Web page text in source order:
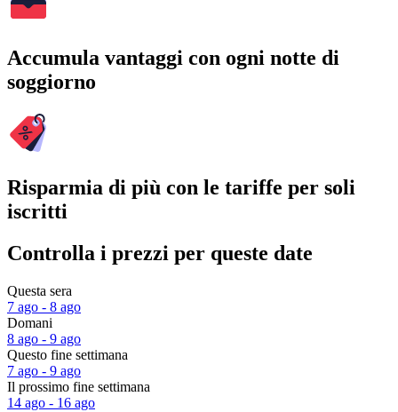
Accumula vantaggi con ogni notte di
soggiorno
Risparmia di più con le tariffe per soli
iscritti
Controlla i prezzi per queste date
Questa sera
7 ago - 8 ago
Domani
8 ago - 9 ago
Questo fine settimana
7 ago - 9 ago
Il prossimo fine settimana
14 ago - 16 ago